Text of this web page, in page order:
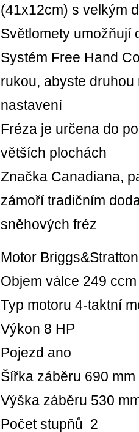
(41x12cm) s velkým
Světlomety umožňují
Systém Free Hand
rukou, abyste
nastavení
Fréza je určena do
větších plochách
Značka Canadiana,
zámoří tradičním
sněhových fréz
Motor
Objem válce 249
Typ motoru 4-taktní
Výkon 8 HP
Pojezd ano
Šířka záběru 690 mm
Výška záběru 530
Počet stupňů 2